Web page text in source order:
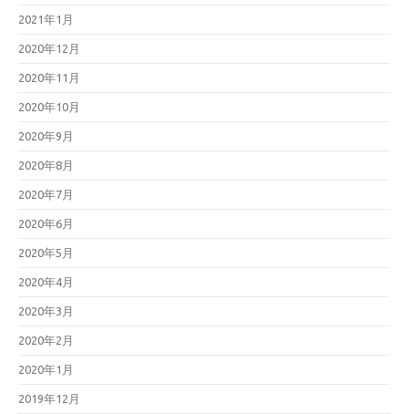
2021年1月
2020年12月
2020年11月
2020年10月
2020年9月
2020年8月
2020年7月
2020年6月
2020年5月
2020年4月
2020年3月
2020年2月
2020年1月
2019年12月